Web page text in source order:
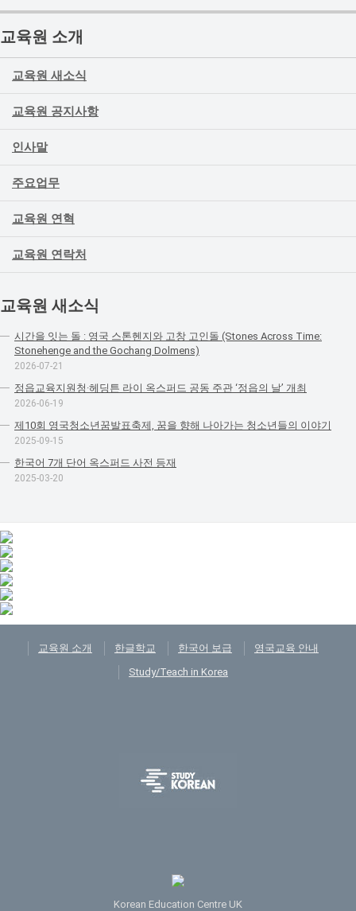
교육원 소개
교육원 새소식
교육원 공지사항
인사말
주요업무
교육원 연혁
교육원 연락처
교육원 새소식
시간을 잇는 돌 : 영국 스톤헨지와 고창 고인돌 (Stones Across Time:
Stonehenge and the Gochang Dolmens)
2026-07-21
정읍교육지원청·헤딩튼 라이 옥스퍼드 공동 주관 ‘정읍의 날’ 개최
2026-06-19
제10회 영국청소년꿈발표축제, 꿈을 향해 나아가는 청소년들의 이야기
2025-09-15
한국어 7개 단어 옥스퍼드 사전 등재
2025-03-20
교육원 소개 한글학교 한국어 보급
영국교육 안내
Study/Teach in Korea
Korean Education Centre UK